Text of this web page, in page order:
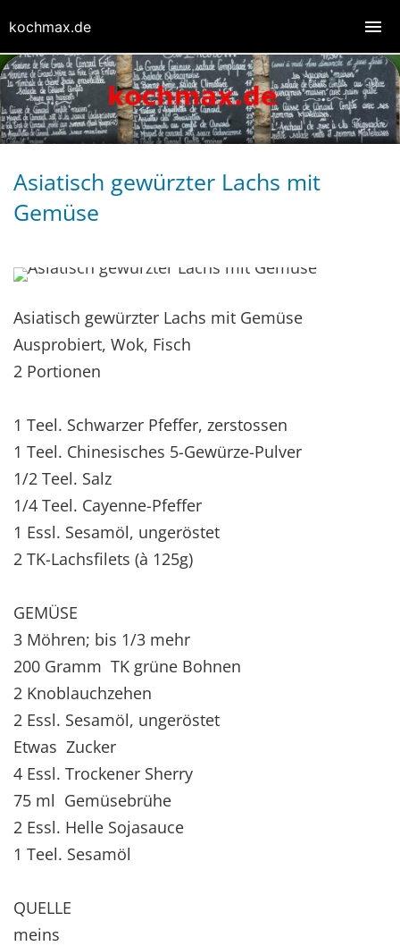
Asiatisch gewürzter Lachs mit
Gemüse
Asiatisch gewürzter Lachs mit Gemüse
Ausprobiert, Wok, Fisch
2 Portionen
1 Teel. Schwarzer Pfeffer, zerstossen
1 Teel. Chinesisches 5-Gewürze-Pulver
1/2 Teel. Salz
1/4 Teel. Cayenne-Pfeffer
1 Essl. Sesamöl, ungeröstet
2 TK-Lachsfilets (à 125g)
GEMÜSE
3 Möhren; bis 1/3 mehr
200 Gramm TK grüne Bohnen
2 Knoblauchzehen
2 Essl. Sesamöl, ungeröstet
Etwas Zucker
4 Essl. Trockener Sherry
75 ml Gemüsebrühe
2 Essl. Helle Sojasauce
1 Teel. Sesamöl
QUELLE
meins
kochmax.de